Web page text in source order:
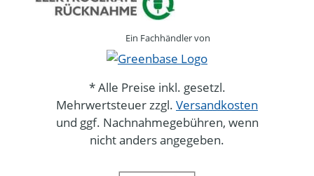
Ein Fachhändler von
* Alle Preise inkl. gesetzl.
Mehrwertsteuer zzgl. Versandkosten
und ggf. Nachnahmegebühren, wenn
nicht anders angegeben.